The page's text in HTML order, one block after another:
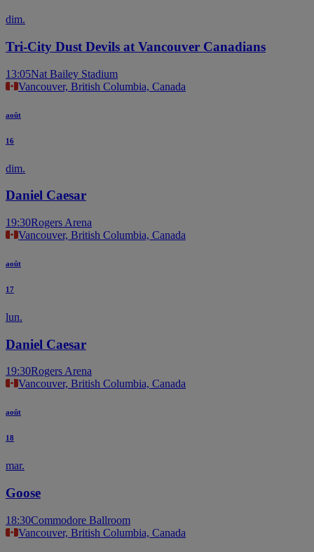
dim.
Tri-City Dust Devils at Vancouver Canadians
13:05Nat Bailey Stadium
Vancouver, British Columbia, Canada
août
16
dim.
Daniel Caesar
19:30Rogers Arena
Vancouver, British Columbia, Canada
août
17
lun.
Daniel Caesar
19:30Rogers Arena
Vancouver, British Columbia, Canada
août
18
mar.
Goose
18:30Commodore Ballroom
Vancouver, British Columbia, Canada